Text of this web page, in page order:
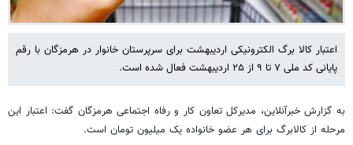
اعتبار کالا برگ الکترونیکی اردیبهشت برای سرپرستان خانوار در هرمزگان با رقم
پایانی کد ملی ۷ تا ۹ از ۲۵ اردیبهشت فعال شده است.
به گزارش خبرآنلاین، مدیرکل تعاون کار و رفاه اجتماعی هرمزگان گفت: اعتبار این
مرحله از کالابرگ برای هر عضو خانواده یک میلیون تومان است.